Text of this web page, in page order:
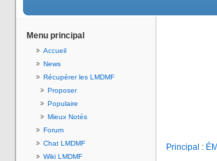
Menu principal
Accueil
News
Récupérer les LMDMF
Proposer
Populaire
Mieux Notés
Forum
Chat LMDMF
Wiki LMDMF
Principal :